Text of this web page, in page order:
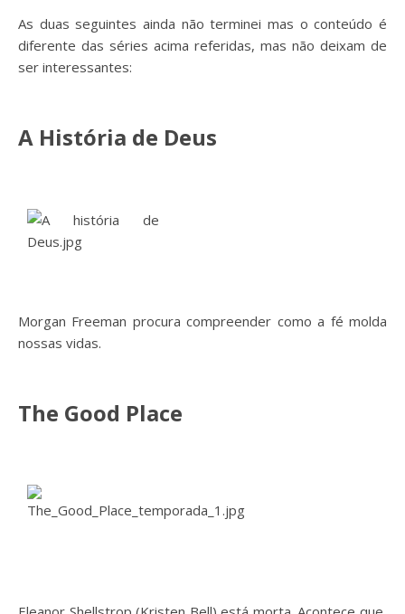
As duas seguintes ainda não terminei mas o conteúdo é
diferente das séries acima referidas, mas não deixam de
ser interessantes:
A História de Deus
Morgan Freeman procura compreender como a fé molda
nossas vidas.
The Good Place